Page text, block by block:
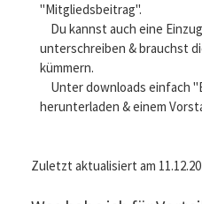
"Mitgliedsbeitrag".
Du kannst auch eine
unterschreiben & brauchst
kümmern.
Unter downloads einfach
herunterladen & einem
Zuletzt aktualisiert am